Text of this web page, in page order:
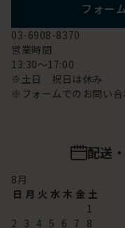
フォー
03-6908-8370
営業時間
13:30～17:00
※土日 祝日は休み
※フォームでのお問い合
配送
8月
日 月 火 水 木 金 土
1
2 3 4 5 6 7 8